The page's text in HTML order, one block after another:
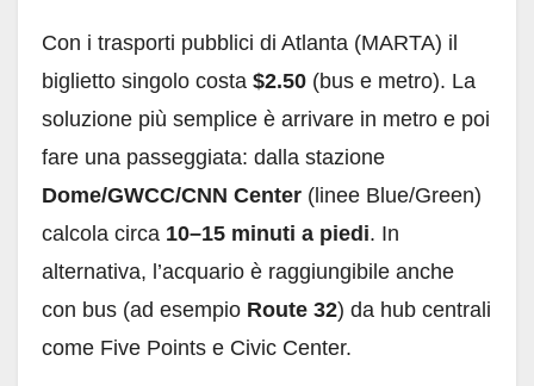
Con i trasporti pubblici di Atlanta (MARTA) il
biglietto singolo costa $2.50 (bus e metro). La
soluzione più semplice è arrivare in metro e poi
fare una passeggiata: dalla stazione
Dome/GWCC/CNN Center (linee Blue/Green)
calcola circa 10–15 minuti a piedi. In
alternativa, l’acquario è raggiungibile anche
con bus (ad esempio Route 32) da hub centrali
come Five Points e Civic Center.